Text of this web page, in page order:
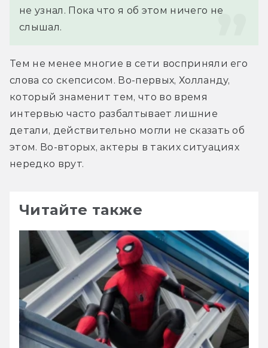
не узнал. Пока что я об этом ничего не
слышал.
Тем не менее многие в сети восприняли его
слова со скепсисом. Во-первых, Холланду,
который знаменит тем, что во время
интервью часто разбалтывает лишние
детали, действительно могли не сказать об
этом. Во-вторых, актеры в таких ситуациях
нередко врут.
Читайте также